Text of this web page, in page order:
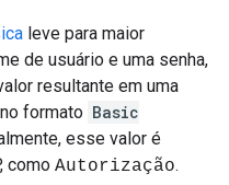
leve para maior
de usuário e uma senha,
resultante em uma
formato Basic
esse valor é
como Autorização.